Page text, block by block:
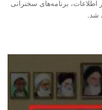
برنامه‌های سخنرانی
شد.